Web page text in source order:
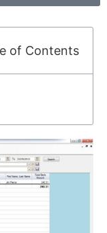
of Contents